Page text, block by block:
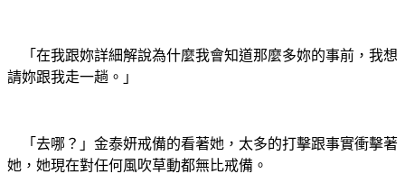
「在我跟妳詳細解說為什麼我會知道那麼多妳的事前，我想
請妳跟我走一趟。」
「去哪？」金泰妍戒備的看著她，太多的打擊跟事實衝擊著
她，她現在對任何風吹草動都無比戒備。